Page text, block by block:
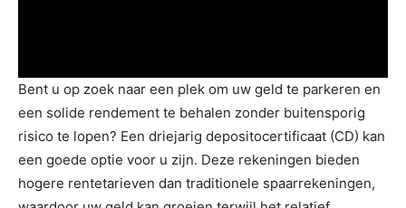
Bent u op zoek naar een plek om uw geld te parkeren en
een solide rendement te behalen zonder buitensporig
risico te lopen? Een driejarig depositocertificaat (CD) kan
een goede optie voor u zijn. Deze rekeningen bieden
hogere rentetarieven dan traditionele spaarrekeningen,